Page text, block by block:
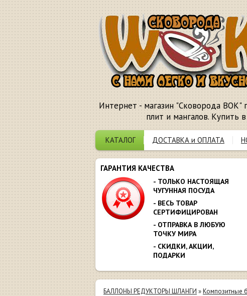
Интернет - магазин "Сковорода ВОК"
плит и мангалов. Купить
КАТАЛОГ ДОСТАВКА и ОПЛАТА
ГАРАНТИЯ КАЧЕСТВА
- ТОЛЬКО НАСТОЯЩАЯ
ЧУГУННАЯ ПОСУДА
- ВЕСЬ ТОВАР
СЕРТИФИЦИРОВАН
- ОТПРАВКА В ЛЮБУЮ
ТОЧКУ МИРА
- СКИДКИ, АКЦИИ,
ПОДАРКИ
БАЛЛОНЫ РЕДУКТОРЫ ШЛАНГИ »Композитные